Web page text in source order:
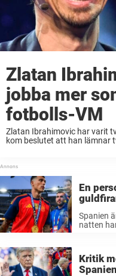
Zlatan
jobba mer
fotbolls-VM
Zlatan Ibrahimovic har varit
kom beslutet att han lämnar
En
Spanien
natten
...
Kritik